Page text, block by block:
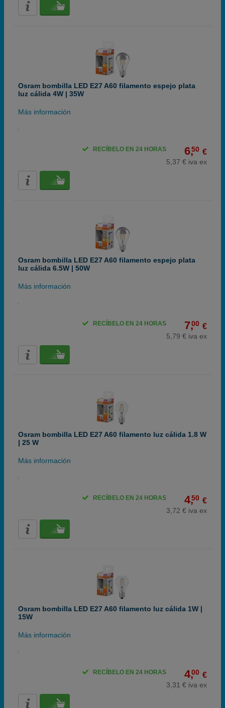
Osram bombilla LED E27 A60 filamento espejo plata
luz cálida 4W | 35W
Más información
6,50 €
5,37 € iva ex
RECÍBELO EN 24 HORAS
Osram bombilla LED E27 A60 filamento espejo plata
luz cálida 6.5W | 50W
Más información
7,00 €
5,79 € iva ex
RECÍBELO EN 24 HORAS
Osram bombilla LED E27 A60 filamento luz cálida 1.8 W
| 25 W
Más información
4,50 €
3,72 € iva ex
RECÍBELO EN 24 HORAS
Osram bombilla LED E27 A60 filamento luz cálida 1W |
15W
Más información
4,00 €
3,31 € iva ex
RECÍBELO EN 24 HORAS